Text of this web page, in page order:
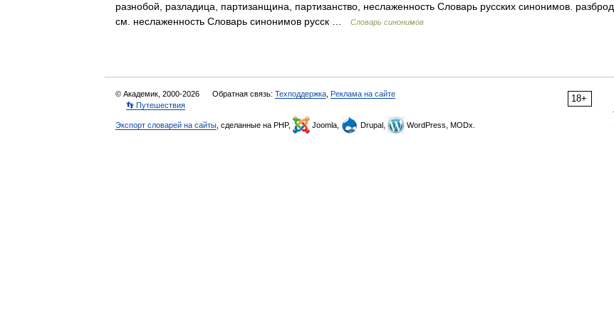
разнобой, разладица, партизанщина, партизанство, неслаженность Словарь русских синонимов. разброд
см. неслаженность Словарь синонимов русск …
Словарь синонимов
18+
© Академик, 2000-2026 Обратная связь: Техподдержка Реклама на сайте
👣 Путешествия
Экспорт словарей на сайты , сделанные на PHP, Joomla, Drupal, WordPress, MODx.